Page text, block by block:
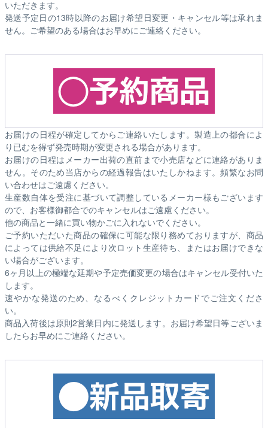
いただきます。
発送予定日の13時以降のお届け希望日変更・キャンセル等は承れま
せん。ご希望のある場合はお早めにご連絡ください。
お届けの日程が確定してからご連絡いたします。製造上の都合によ
り已むを得ず発売時期が変更される場合があります。
お届けの日程はメーカー出荷の直前まで小売店などに連絡がありま
せん。そのため当店からの経過報告はいたしかねます。頻繁なお問
い合わせはご遠慮ください。
生産数自体を受注に基づいて調整しているメーカー様もございます
ので、お客様御都合でのキャンセルはご遠慮ください。
他の商品と一緒に買い物かごに入れないでください。
ご予約いただいた商品の確保に可能な限り務めておりますが、商品
によっては供給不足により次ロット生産待ち、またはお届けできな
い場合がございます。
6ヶ月以上の極端な延期や予定売価変更の場合はキャンセル受付いた
します。
速やかな発送のため、なるべくクレジットカードでご注文くださ
い。
商品入荷後は原則2営業日内に発送します。お届け希望日等ございま
したらお早めにご連絡ください。